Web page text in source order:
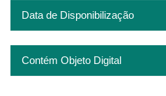
Data de Disponibilização
Contém Objeto Digital